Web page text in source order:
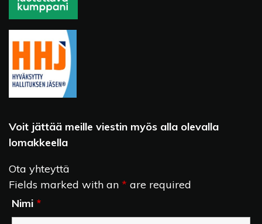
Voit jättää meille viestin myös alla olevalla
lomakkeella
Ota yhteyttä
Fields marked with an * are required
Nimi *